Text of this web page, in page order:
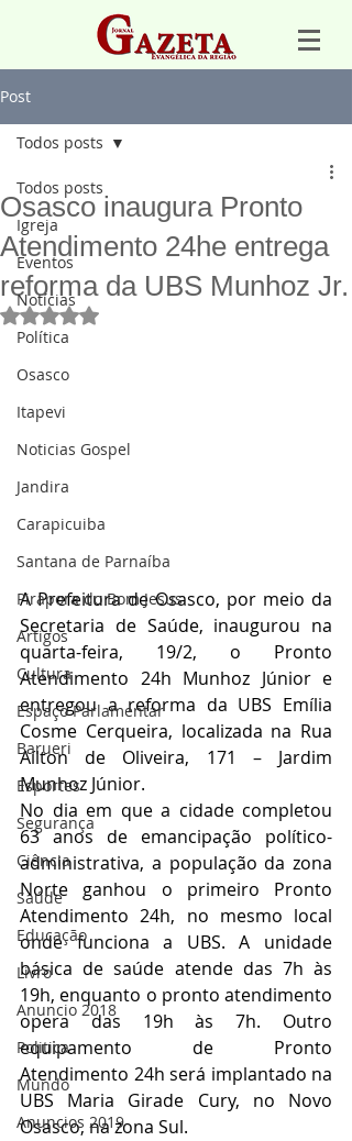
Post
Todos posts
Igreja
Eventos
Notícias
Política
Osasco
Itapevi
Noticias Gospel
Jandira
Carapicuiba
Santana de Parnaíba
Pirapora do Bom Jesus
Artigos
Cultura
Espaço Parlamentar
Barueri
Esportes
Segurança
Ciência
Saúde
Educação
Livro
Anuncio 2018
Politica
Mundo
Anuncios 2019
Todos posts
Osasco inaugura Pronto
Atendimento 24he entrega
reforma da UBS Munhoz Jr.
Avaliado com NaN de 5 estrelas.
A Prefeitura de Osasco, por meio da
Secretaria de Saúde, inaugurou na
quarta-feira, 19/2, o Pronto
Atendimento 24h Munhoz Júnior e
entregou a reforma da UBS Emília
Cosme Cerqueira, localizada na Rua
Aílton de Oliveira, 171 – Jardim
Munhoz Júnior.
No dia em que a cidade completou
63 anos de emancipação político-
administrativa, a população da zona
Norte ganhou o primeiro Pronto
Atendimento 24h, no mesmo local
onde funciona a UBS. A unidade
básica de saúde atende das 7h às
19h, enquanto o pronto atendimento
opera das 19h às 7h. Outro
equipamento de Pronto
Atendimento 24h será implantado na
UBS Maria Girade Cury, no Novo
Osasco, na zona Sul.